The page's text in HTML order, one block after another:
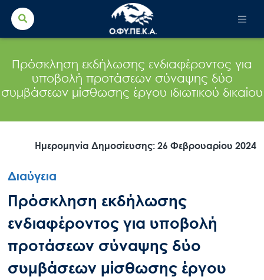
Search
for:
Πρόσκληση εκδήλωσης ενδιαφέροντος για
υποβολή προτάσεων σύναψης δύο
συμβάσεων μίσθωσης έργου ιδιωτικού δικαίου
Ημερομηνία Δημοσίευσης: 26 Φεβρουαρίου 2024
Διαύγεια
Πρόσκληση εκδήλωσης
ενδιαφέροντος για υποβολή
προτάσεων σύναψης δύο
συμβάσεων μίσθωσης έργου